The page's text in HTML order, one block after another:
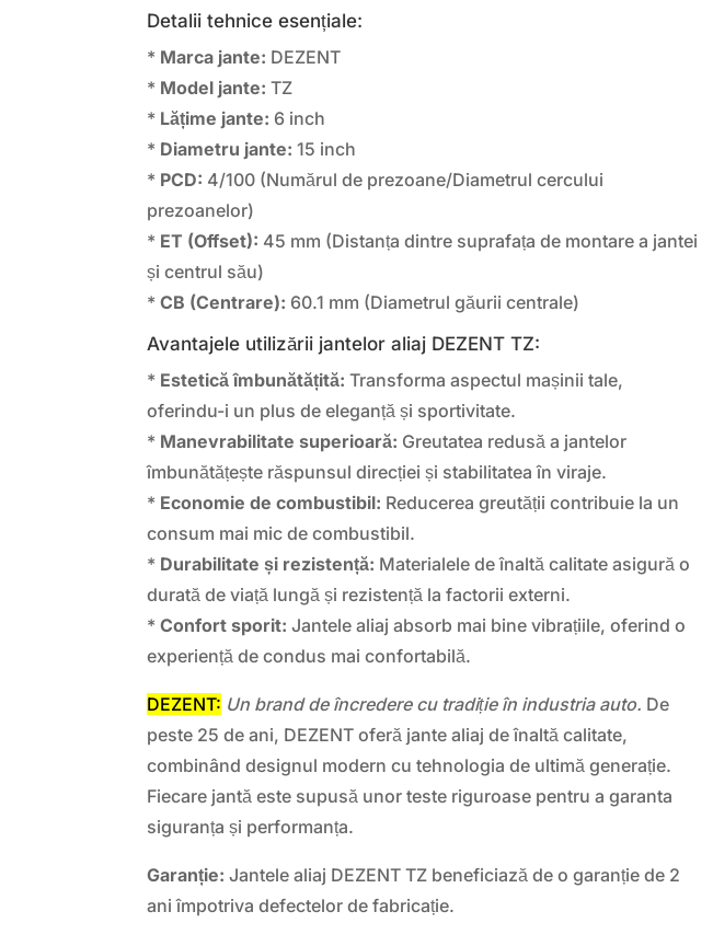
Detalii tehnice esențiale:
* Marca jante: DEZENT
* Model jante: TZ
* Lățime jante: 6 inch
* Diametru jante: 15 inch
* PCD: 4/100 (Numărul de prezoane/Diametrul cercului
prezoanelor)
* ET (Offset): 45 mm (Distanța dintre suprafața de montare a jantei
și centrul său)
*CB (Centrare): 60.1 mm (Diametrul găurii centrale)
Avantajele utilizării jantelor aliaj DEZENT TZ:
* Estetică îmbunătățită: Transforma aspectul mașinii tale,
oferindu-i un plus de eleganță și sportivitate.
* Manevrabilitate superioară: Greutatea redusă a jantelor
îmbunătățește răspunsul direcției și stabilitatea în viraje.
* Economie de combustibil: Reducerea greutății contribuie la un
consum mai mic de combustibil.
* Durabilitate și rezistență: Materialele de înaltă calitate asigură o
durată de viață lungă și rezistență la factorii externi.
*Confort sporit: Jantele aliaj absorb mai bine vibrațiile, oferind o
experiență de condus mai confortabilă.
DEZENT: Un brand de încredere cu tradiție în industria auto. De
peste 25 de ani, DEZENT oferă jante aliaj de înaltă calitate,
combinând designul modern cu tehnologia de ultimă generație.
Fiecare jantă este supusă unor teste riguroase pentru a garanta
siguranța și performanța.
Garanție: Jantele aliaj DEZENT TZ beneficiază de o garanție de 2
ani împotriva defectelor de fabricație.